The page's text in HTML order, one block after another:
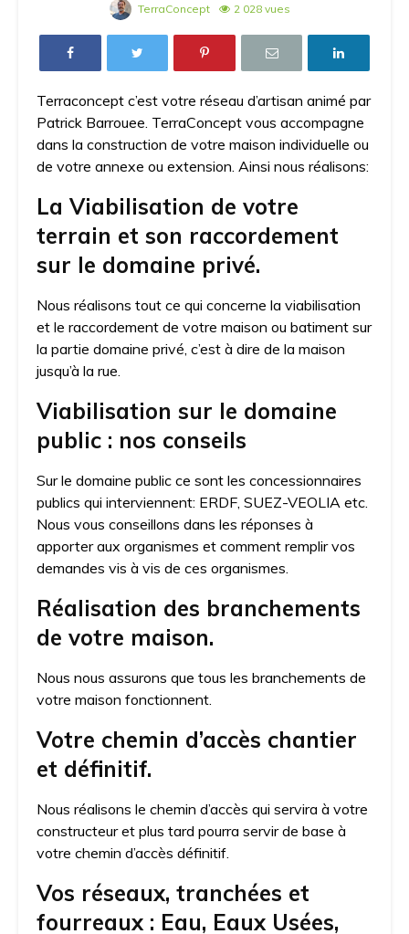
TerraConcept 2 028 vues
Terraconcept c’est votre réseau d’artisan animé par
Patrick Barrouee. TerraConcept vous accompagne
dans la construction de votre maison individuelle ou
de votre annexe ou extension. Ainsi nous réalisons:
La Viabilisation de votre
terrain et son raccordement
sur le domaine privé.
Nous réalisons tout ce qui concerne la viabilisation
et le raccordement de votre maison ou batiment sur
la partie domaine privé, c’est à dire de la maison
jusqu’à la rue.
Viabilisation sur le domaine
public : nos conseils
Sur le domaine public ce sont les concessionnaires
publics qui interviennent: ERDF, SUEZ-VEOLIA etc.
Nous vous conseillons dans les réponses à
apporter aux organismes et comment remplir vos
demandes vis à vis de ces organismes.
Réalisation des branchements
de votre maison.
Nous nous assurons que tous les branchements de
votre maison fonctionnent.
Votre chemin d’accès chantier
et définitif.
Nous réalisons le chemin d’accès qui servira à votre
constructeur et plus tard pourra servir de base à
votre chemin d’accès définitif.
Vos réseaux, tranchées et
fourreaux : Eau, Eaux Usées,